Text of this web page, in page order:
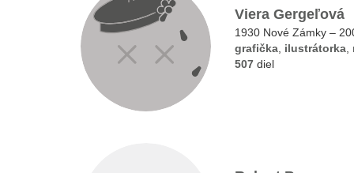
Viera Gergeľová
1930 Nové Zámky –
grafička, ilustrátorka,
507 diel